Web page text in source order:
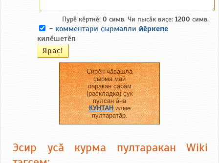
Пурӗ кӗртнӗ: 0 симв. Чи пысӑк виҫе: 1200 симв.
- комментари ҫырмалли йӗркепе
килӗшетӗп
Сирӗн чӑвашла
ҫырма май
паракан сарӑм
(раскладка) ҫук
пулсан ӑна
КУНТАНилме
пултаратӑр.
Эсир усӑ курма пултаракан Wiki